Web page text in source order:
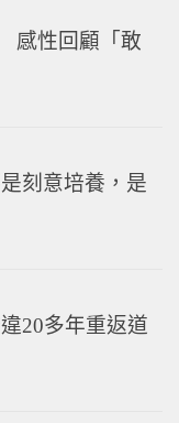
感性回顧「敢
刻意培養，是
20多年重返道